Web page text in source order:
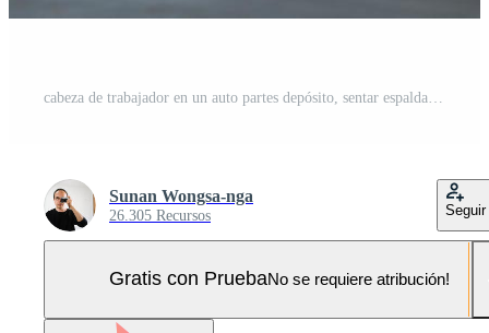
Sunan Wongsa-nga
26.305 Recursos Seguir
Gratis con PruebaNo se requiere atribución!